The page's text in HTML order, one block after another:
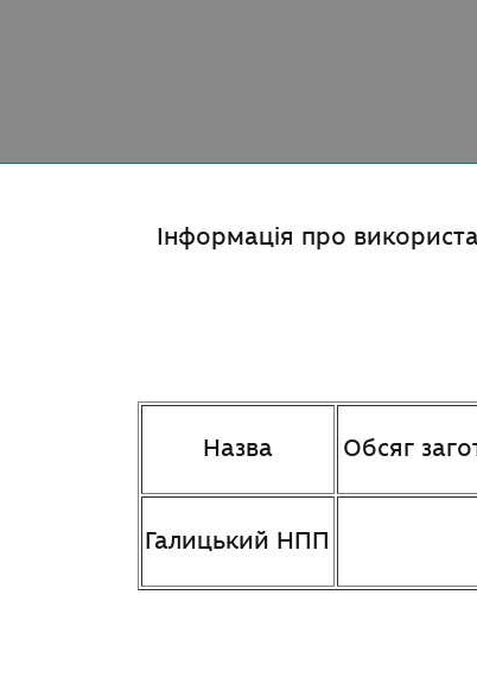
Інформація про
Назва Обсяг
Галицький НПП